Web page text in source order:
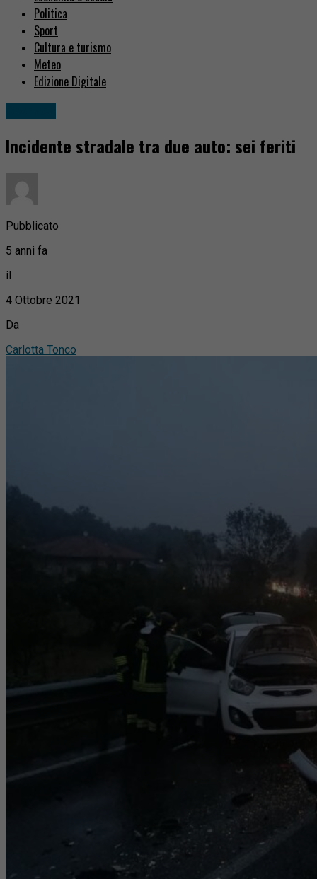
Politica
Sport
Cultura e turismo
Meteo
Edizione Digitale
Incidente stradale tra due auto: sei feriti
Pubblicato
5 anni fa
il
4 Ottobre 2021
Da
Carlotta Tonco